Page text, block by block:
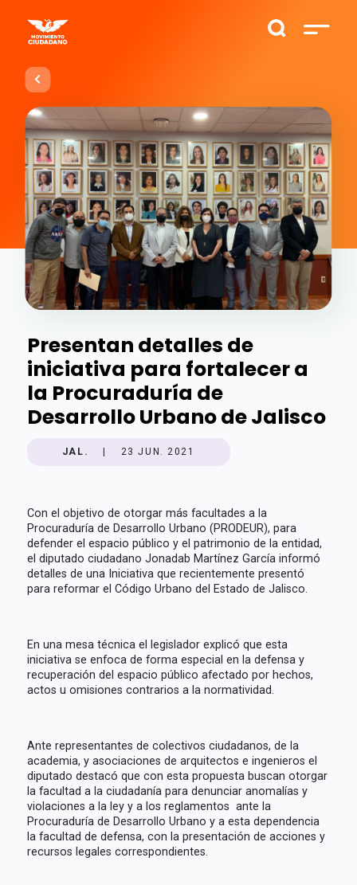
Presentan detalles de
iniciativa para fortalecer a
la Procuraduría de
Desarrollo Urbano de Jalisco
JAL. 23 JUN. 2021
Con el objetivo de otorgar más facultades a la
Procuraduría de Desarrollo Urbano (PRODEUR), para
defender el espacio público y el patrimonio de la entidad,
el diputado ciudadano Jonadab Martínez García informó
detalles de una Iniciativa que recientemente presentó
para reformar el Código Urbano del Estado de Jalisco.
En una mesa técnica el legislador explicó que esta
iniciativa se enfoca de forma especial en la defensa y
recuperación del espacio público afectado por hechos,
actos u omisiones contrarios a la normatividad.
Ante representantes de colectivos ciudadanos, de la
academia, y asociaciones de arquitectos e ingenieros el
diputado destacó que con esta propuesta buscan otorgar
la facultad a la ciudadanía para denunciar anomalías y
violaciones a la ley y a los reglamentos ante la
Procuraduría de Desarrollo Urbano y a esta dependencia
la facultad de defensa, con la presentación de acciones y
recursos legales correspondientes.